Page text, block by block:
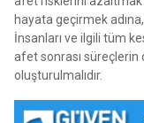
hayata geçirmek
İnsanları ve ilgili tüm
afet sonrası süreçlerin
oluşturulmalıdır.